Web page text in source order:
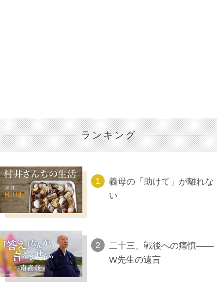
ランキング
義母の「助けて」が離れな
い
二十三、戦後への痛憤――
W先生の遺言